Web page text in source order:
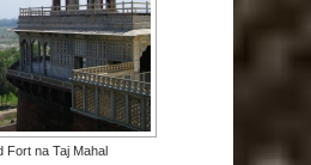
Fort na Taj Mahal